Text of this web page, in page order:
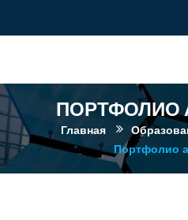
ПОРТФОЛИО
Главная
Портфолио